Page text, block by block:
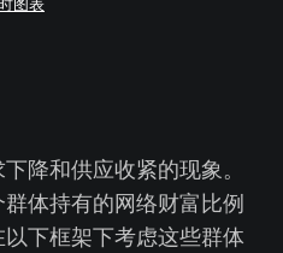
降和供应收紧的现象。
体持有的网络财富比例
下框架下考虑这些群体